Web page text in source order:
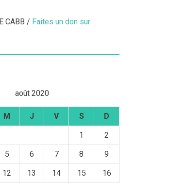
CABB / Faites un don sur
août 2020
M J V S D
1 2
5 6 7 8 9
12 13 14 15 16